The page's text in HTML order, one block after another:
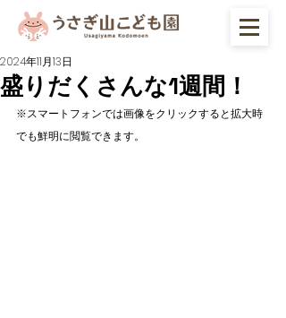
盛りだくさんな1週間！
2024年11月13日
※スマートフォンでは画像をクリックすると拡大時
でも鮮明に閲覧できます。